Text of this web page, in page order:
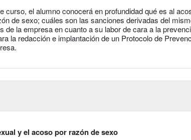
curso, el alumno conocerá en profundidad qué es al
de sexo; cuáles son las sanciones derivadas del
de la empresa en cuanto a su labor de cara a la
la redacción e implantación de un Protocolo de
y el acoso por razón de sexo